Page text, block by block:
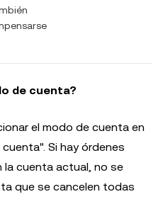
de cuenta?
el modo de cuenta en
Si hay órdenes
cuenta actual, no se
que se cancelen todas